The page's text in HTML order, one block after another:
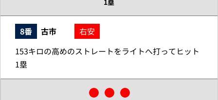
1塁
8番 古市
右安
153キロの高めのストレートをライトへ打ってヒット
1塁